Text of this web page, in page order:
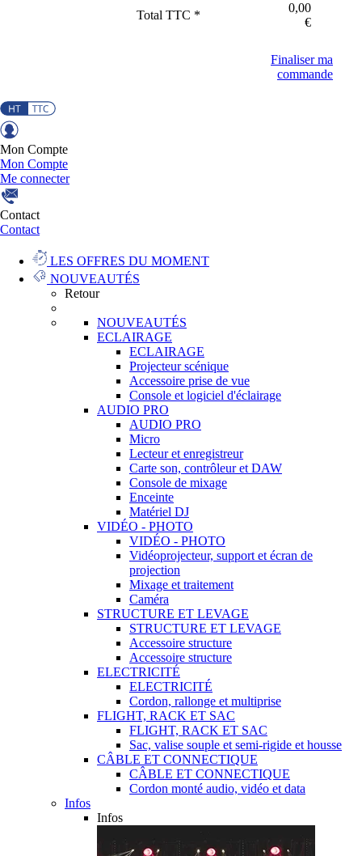
Total TTC *
0,00
€
Finaliser ma
commande
Mon Compte
Mon Compte
Me connecter
Contact
Contact
LES OFFRES DU MOMENT
NOUVEAUTÉS
Retour
NOUVEAUTÉS
ECLAIRAGE
ECLAIRAGE
Projecteur scénique
Accessoire prise de vue
Console et logiciel d'éclairage
AUDIO PRO
AUDIO PRO
Micro
Lecteur et enregistreur
Carte son, contrôleur et DAW
Console de mixage
Enceinte
Matériel DJ
VIDÉO - PHOTO
VIDÉO - PHOTO
Vidéoprojecteur, support et écran de
projection
Mixage et traitement
Caméra
STRUCTURE ET LEVAGE
STRUCTURE ET LEVAGE
Accessoire structure
Accessoire structure
ELECTRICITÉ
ELECTRICITÉ
Cordon, rallonge et multiprise
FLIGHT, RACK ET SAC
FLIGHT, RACK ET SAC
Sac, valise souple et semi-rigide et housse
CÂBLE ET CONNECTIQUE
CÂBLE ET CONNECTIQUE
Cordon monté audio, vidéo et data
Infos
Infos